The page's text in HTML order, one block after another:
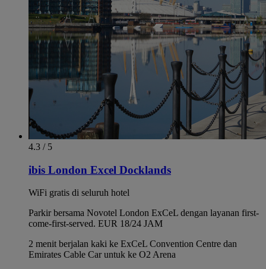
4.3 / 5
ibis London Excel Docklands
WiFi gratis di seluruh hotel
Parkir bersama Novotel London ExCeL dengan layanan first-
come-first-served. EUR 18/24 JAM
2 menit berjalan kaki ke ExCeL Convention Centre dan
Emirates Cable Car untuk ke O2 Arena